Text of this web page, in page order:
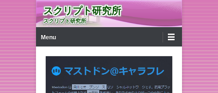
スクリプト研究所
スクリプト研究所
Menu